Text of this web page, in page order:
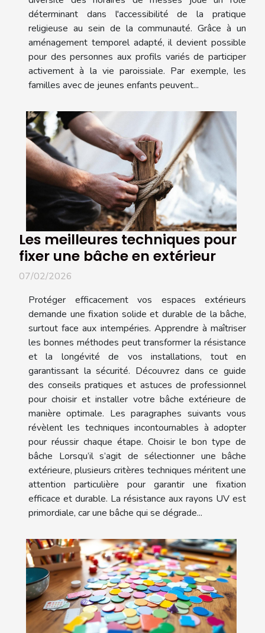
déterminant dans l'accessibilité de la pratique
religieuse au sein de la communauté. Grâce à un
aménagement temporel adapté, il devient possible
pour des personnes aux profils variés de participer
activement à la vie paroissiale. Par exemple, les
familles avec de jeunes enfants peuvent...
Les meilleures techniques pour
fixer une bâche en extérieur
07/02/2026
Protéger efficacement vos espaces extérieurs
demande une fixation solide et durable de la bâche,
surtout face aux intempéries. Apprendre à maîtriser
les bonnes méthodes peut transformer la résistance
et la longévité de vos installations, tout en
garantissant la sécurité. Découvrez dans ce guide
des conseils pratiques et astuces de professionnel
pour choisir et installer votre bâche extérieure de
manière optimale. Les paragraphes suivants vous
révèlent les techniques incontournables à adopter
pour réussir chaque étape. Choisir le bon type de
bâche Lorsqu’il s’agit de sélectionner une bâche
extérieure, plusieurs critères techniques méritent une
attention particulière pour garantir une fixation
efficace et durable. La résistance aux rayons UV est
primordiale, car une bâche qui se dégrade...